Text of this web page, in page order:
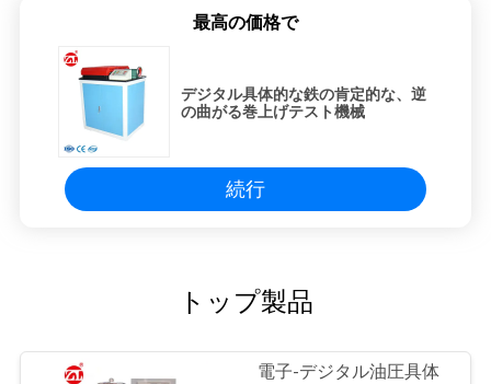
POLICY
最高の価格で
デジタル具体的な鉄の肯定的な、逆
の曲がる巻上げテスト機械
続行
トップ製品
電子-デジタル油圧具体